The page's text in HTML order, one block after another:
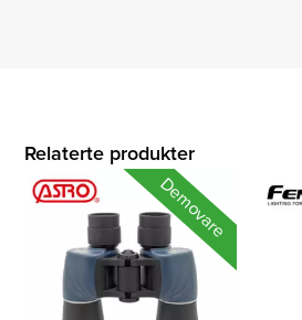
Relaterte produkter
Demovare